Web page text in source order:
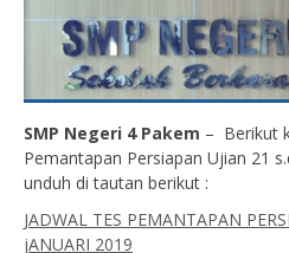
SMP Negeri 4 Pakem – Berikut
Pemantapan Persiapan Ujian 21
unduh di tautan berikut :
JADWAL TES PEMANTAPAN
jANUARI 2019